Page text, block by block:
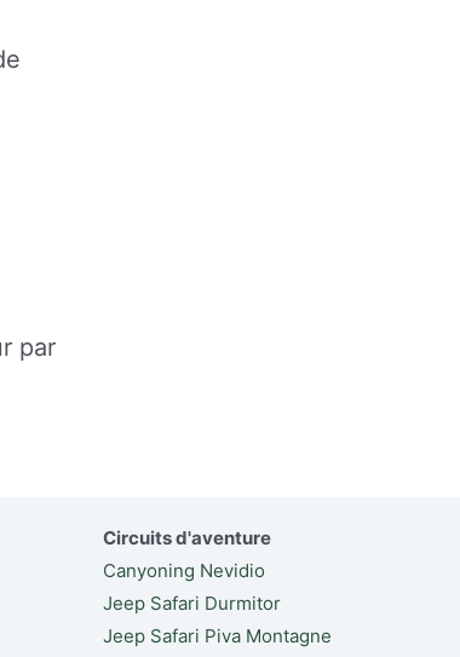
par
Circuits d'aventure
Canyoning Nevidio
Jeep Safari Durmitor
Jeep Safari Piva Montagne